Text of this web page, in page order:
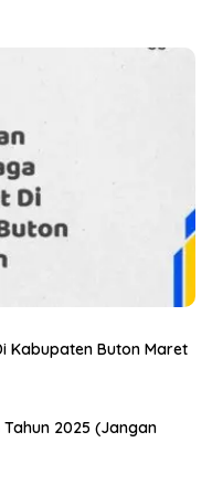
Kabupaten Buton Maret
2025 (Jangan